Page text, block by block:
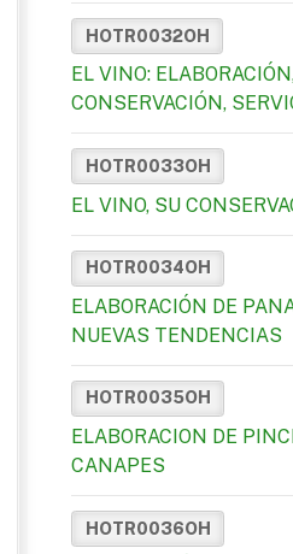
HOTR0032OH
EL VINO:
CONSERVACIÓN,
HOTR0033OH
EL VINO, SU
HOTR0034OH
ELABORACIÓN DE
NUEVAS TENDENCIAS
HOTR0035OH
ELABORACION DE
CANAPES
HOTR0036OH